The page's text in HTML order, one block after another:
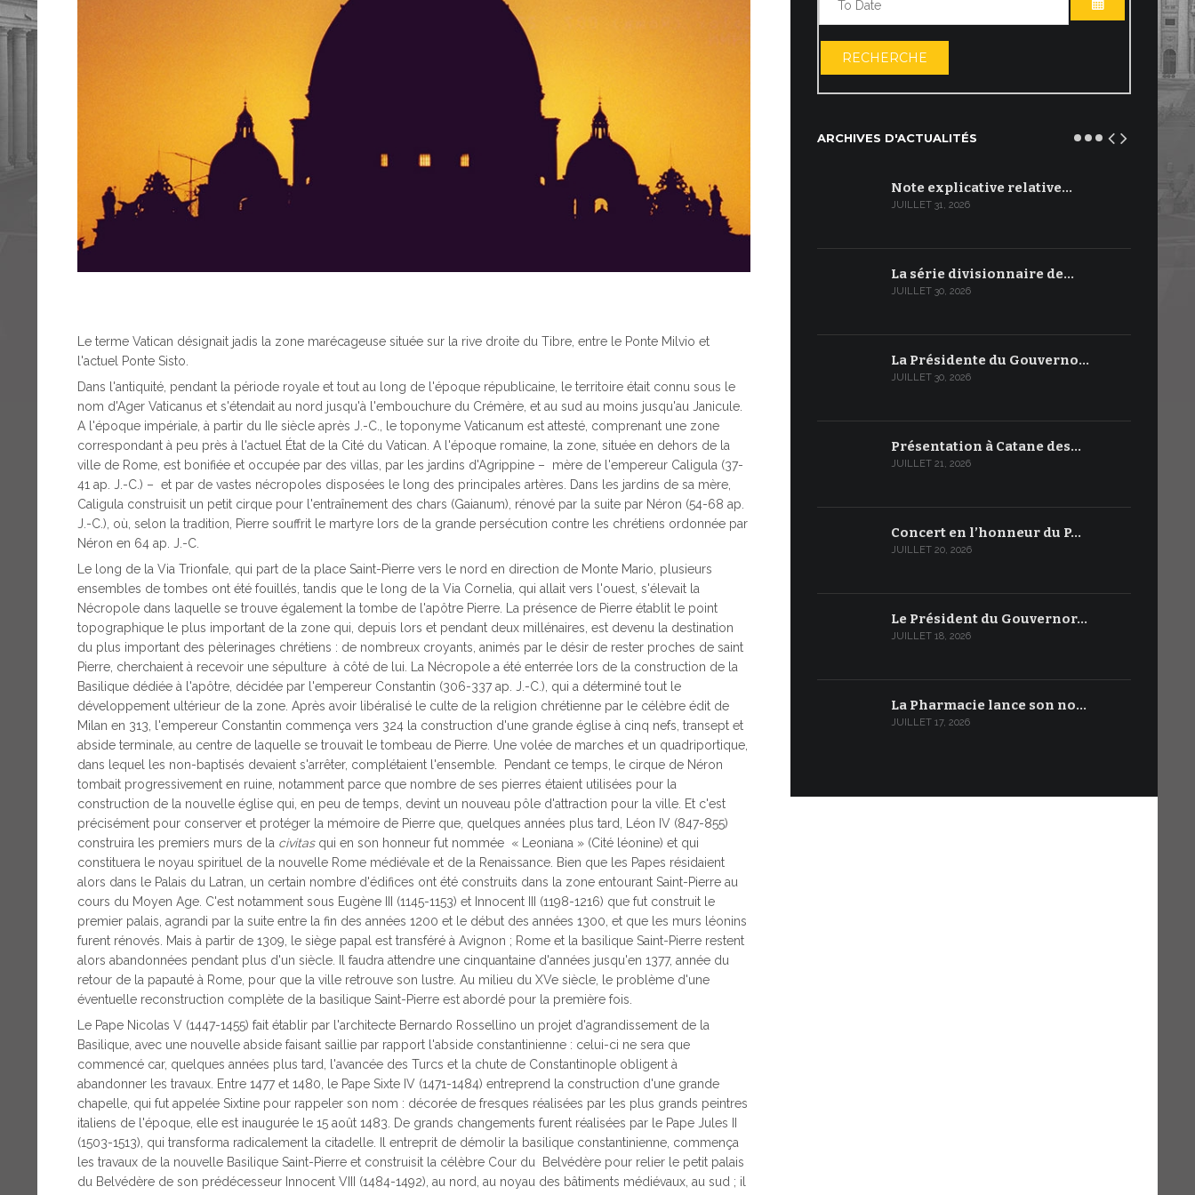
Le terme Vatican désignait jadis la zone marécageuse située sur la rive droite du Tibre, entre le Ponte Milvio et
l'actuel Ponte Sisto.
Dans l'antiquité, pendant la période royale et tout au long de l'époque républicaine, le territoire était connu sous le
nom d'Ager Vaticanus et s'étendait au nord jusqu'à l'embouchure du Crémère, et au sud au moins jusqu'au Janicule.
A l'époque impériale, à partir du IIe siècle après J.-C., le toponyme Vaticanum est attesté, comprenant une zone
correspondant à peu près à l'actuel État de la Cité du Vatican. A l'époque romaine, la zone, située en dehors de la
ville de Rome, est bonifiée et occupée par des villas, par les jardins d'Agrippine – mère de l'empereur Caligula (37-
41 ap. J.-C.) – et par de vastes nécropoles disposées le long des principales artères. Dans les jardins de sa mère,
Caligula construisit un petit cirque pour l'entraînement des chars (Gaianum), rénové par la suite par Néron (54-68 ap.
J.-C.), où, selon la tradition, Pierre souffrit le martyre lors de la grande persécution contre les chrétiens ordonnée par
Néron en 64 ap. J.-C.
Le long de la Via Trionfale, qui part de la place Saint-Pierre vers le nord en direction de Monte Mario, plusieurs
ensembles de tombes ont été fouillés, tandis que le long de la Via Cornelia, qui allait vers l'ouest, s'élevait la
Nécropole dans laquelle se trouve également la tombe de l'apôtre Pierre. La présence de Pierre établit le point
topographique le plus important de la zone qui, depuis lors et pendant deux millénaires, est devenu la destination
du plus important des pèlerinages chrétiens : de nombreux croyants, animés par le désir de rester proches de saint
Pierre, cherchaient à recevoir une sépulture à côté de lui. La Nécropole a été enterrée lors de la construction de la
Basilique dédiée à l'apôtre, décidée par l'empereur Constantin (306-337 ap. J.-C.), qui a déterminé tout le
développement ultérieur de la zone. Après avoir libéralisé le culte de la religion chrétienne par le célèbre édit de
Milan en 313, l'empereur Constantin commença vers 324 la construction d'une grande église à cinq nefs, transept et
abside terminale, au centre de laquelle se trouvait le tombeau de Pierre. Une volée de marches et un quadriportique,
dans lequel les non-baptisés devaient s'arrêter, complétaient l'ensemble. Pendant ce temps, le cirque de Néron
tombait progressivement en ruine, notamment parce que nombre de ses pierres étaient utilisées pour la
construction de la nouvelle église qui, en peu de temps, devint un nouveau pôle d'attraction pour la ville. Et c'est
précisément pour conserver et protéger la mémoire de Pierre que, quelques années plus tard, Léon IV (847-855)
construira les premiers murs de la civitasqui en son honneur fut nommée « Leoniana » (Cité léonine) et qui
constituera le noyau spirituel de la nouvelle Rome médiévale et de la Renaissance. Bien que les Papes résidaient
alors dans le Palais du Latran, un certain nombre d'édifices ont été construits dans la zone entourant Saint-Pierre au
cours du Moyen Age. C'est notamment sous Eugène III (1145-1153) et Innocent III (1198-1216) que fut construit le
premier palais, agrandi par la suite entre la fin des années 1200 et le début des années 1300, et que les murs léonins
furent rénovés. Mais à partir de 1309, le siège papal est transféré à Avignon ; Rome et la basilique Saint-Pierre restent
alors abandonnées pendant plus d'un siècle. Il faudra attendre une cinquantaine d'années jusqu'en 1377, année du
retour de la papauté à Rome, pour que la ville retrouve son lustre. Au milieu du XVe siècle, le problème d'une
éventuelle reconstruction complète de la basilique Saint-Pierre est abordé pour la première fois.
Le Pape Nicolas V (1447-1455) fait établir par l'architecte Bernardo Rossellino un projet d'agrandissement de la
Basilique, avec une nouvelle abside faisant saillie par rapport l'abside constantinienne : celui-ci ne sera que
commencé car, quelques années plus tard, l'avancée des Turcs et la chute de Constantinople obligent à
abandonner les travaux. Entre 1477 et 1480, le Pape Sixte IV (1471-1484) entreprend la construction d'une grande
chapelle, qui fut appelée Sixtine pour rappeler son nom : décorée de fresques réalisées par les plus grands peintres
italiens de l'époque, elle est inaugurée le 15 août 1483. De grands changements furent réalisées par le Pape Jules II
(1503-1513), qui transforma radicalement la citadelle. Il entreprit de démolir la basilique constantinienne, commença
les travaux de la nouvelle Basilique Saint-Pierre et construisit la célèbre Cour du Belvédère pour relier le petit palais
du Belvédère de son prédécesseur Innocent VIII (1484-1492), au nord, au noyau des bâtiments médiévaux, au sud ; il
OUVRIR LE
RECHERCHE
ARCHIVES D'ACTUALITÉS
Note explicative relative…
JUILLET 31, 2026
La série divisionnaire de…
JUILLET 30, 2026
La Présidente du Gouverno…
JUILLET 30, 2026
Présentation à Catane des…
JUILLET 21, 2026
Concert en l’honneur du P…
JUILLET 20, 2026
Le Président du Gouvernor…
JUILLET 18, 2026
La Pharmacie lance son no…
JUILLET 17, 2026